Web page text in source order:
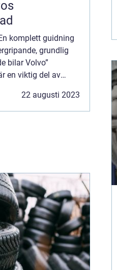
komplett guidning
grundlig
bilar Volvo”
en viktig del av
22 augusti 2023